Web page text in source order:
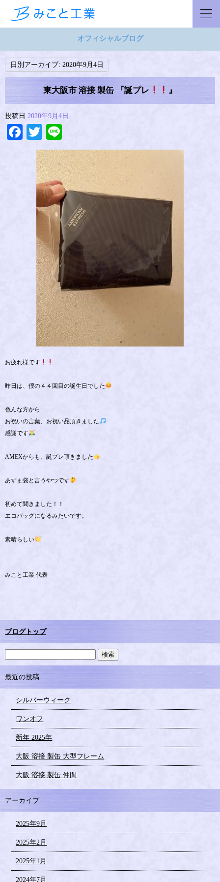
オフィシャルブログ
日別アーカイブ: 2020年9月4日
東大阪市 溶接 製缶 『誕プレ 』
投稿日 2020年9月4日
Facebook
Twitter
お疲れ様です
昨日は、僕の４４回目の誕生日でした
色んな方から
お祝いの言葉、お祝い品頂きました
感謝です
AMEXからも、誕プレ頂きました
あずま袋と言うやつです
初めて聞きました！！
エコバッグになるみたいです。
素晴らしい
みこと工業 代表
ブログトップ
最近の投稿
シルバーウィーク
ワンオフ
新年 2025年
大阪 溶接 製缶 大型フレーム
大阪 溶接 製缶 仲間
アーカイブ
2025年9月
2025年2月
2025年1月
2024年7月